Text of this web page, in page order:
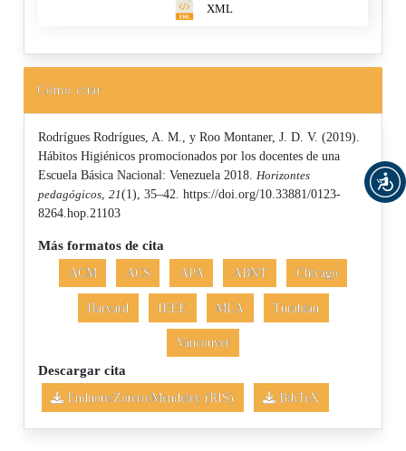
XML
Cómo citar
Rodrígues Rodrígues, A. M., y Roo Montaner, J. D. V. (2019).
Hábitos Higiénicos promocionados por los docentes de una
Escuela Básica Nacional: Venezuela 2018.Horizontes
pedagógicos,21(1), 35–42. https://doi.org/10.33881/0123-
8264.hop.21103
Más formatos de cita
ACM ACS APA ABNT Chicago
Harvard IEEE MLA Turabian
Vancouver
Descargar cita
Endnote/Zotero/Mendeley (RIS) BibTeX